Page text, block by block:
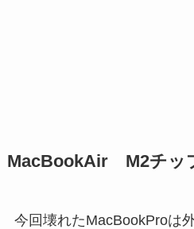
MacBookAir M2チッ
今回壊れたMacBookProは